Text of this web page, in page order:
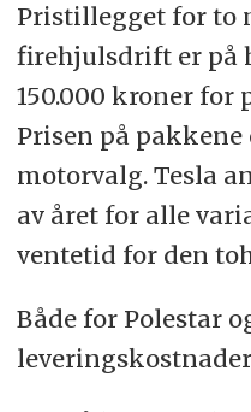
Pristillegget for to
firehjulsdrift er på
150.000 kroner for
Prisen på
motorvalg. Tesla
av året for alle
ventetid for den
Både for Polestar